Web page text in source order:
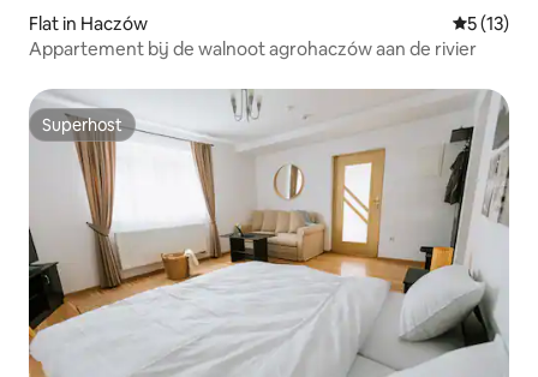
Flat in Haczów
5 (13)
Appartement bij de walnoot agrohaczów aan de rivier
Superhost
Superhost